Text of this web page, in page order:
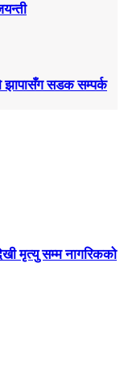
झापासँग सडक सम्पर्क
मृत्यु सम्म नागरिकको